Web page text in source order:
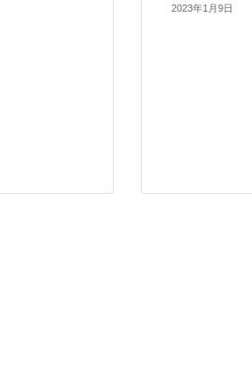
2023年1月9日